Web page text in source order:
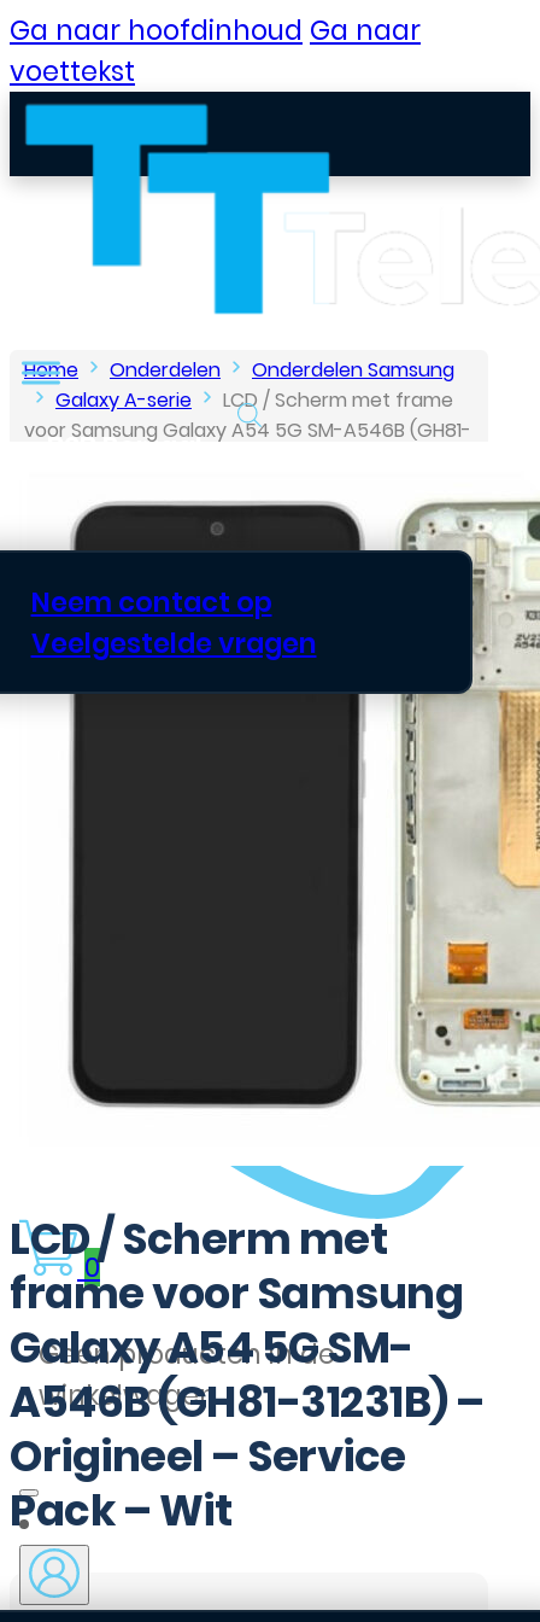
Ga naar hoofdinhoud Ga naar
voettekst
B2B Portaal
Klantenservice
Neem contact op
Veelgestelde vragen
0
Geen producten in de
winkelwagen.
Home Onderdelen
Onderdelen Samsung
Galaxy A-serie
LCD / Scherm met frame
voor Samsung Galaxy A54 5G SM-A546B (GH81-
LCD / Scherm met
frame voor Samsung
Galaxy A54 5G SM-
A546B (GH81-31231B) –
Origineel – Service
Pack – Wit